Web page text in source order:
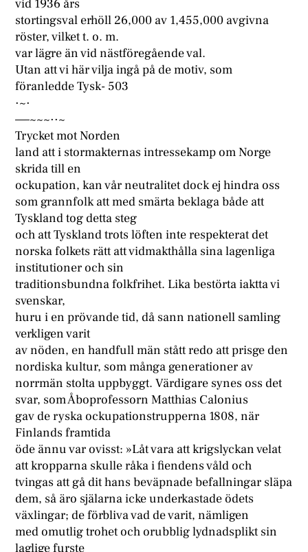
vid 1936 års
stortingsval erhöll 26,000 av 1,455,000 avgivna
röster, vilket t. o. m.
var lägre än vid nästföregående val.
Utan att vi här vilja ingå på de motiv, som
föranledde Tysk- 503
·~·
—–~~~··~
Trycket mot Norden
land att i stormakternas intressekamp om Norge
skrida till en
ockupation, kan vår neutralitet dock ej hindra oss
som grannfolk att med smärta beklaga både att
Tyskland tog detta steg
och att Tyskland trots löften inte respekterat det
norska folkets rätt att vidmakthålla sina lagenliga
institutioner och sin
traditionsbundna folkfrihet. Lika bestörta iaktta vi
svenskar,
huru i en prövande tid, då sann nationell samling
verkligen varit
av nöden, en handfull män stått redo att prisge den
nordiska kultur, som många generationer av
norrmän stolta uppbyggt. Värdigare synes oss det
svar, som Åboprofessorn Matthias Calonius
gav de ryska ockupationstrupperna 1808, när
Finlands framtida
öde ännu var ovisst: »Låt vara att krigslyckan velat
att kropparna skulle råka i fiendens våld och
tvingas att gå dit hans beväpnade befallningar släpa
dem, så äro själarna icke underkastade ödets
växlingar; de förbliva vad de varit, nämligen
med omutlig trohet och orubblig lydnadsplikt sin
laglige furste